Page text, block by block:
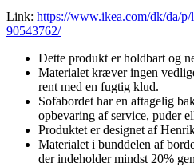
Link: https://www.ikea.com/dk/da/p/
90543762/
Dette produkt er holdbart og
Materialet kræver ingen
rent med en fugtig klud.
Sofabordet har en aftagelig
opbevaring af service, puder
Produktet er designet af
Materialet i bunddelen af
der indeholder mindst 20%